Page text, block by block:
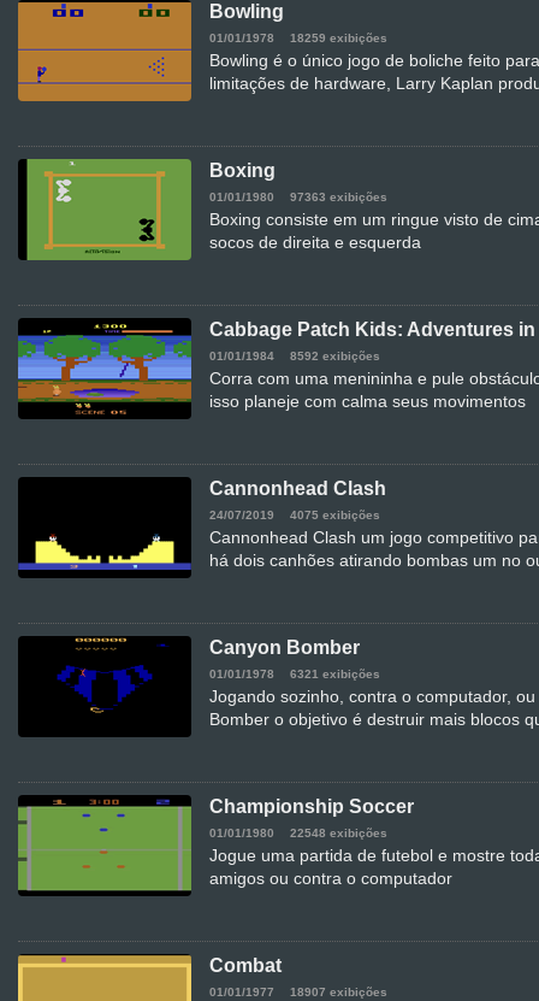
Bowling
01/01/1978 18259 exibições
Bowling é o único jogo de boliche feito
limitações de hardware, Larry Kaplan
Boxing
01/01/1980 97363 exibições
Boxing consiste em um ringue visto de
socos de direita e esquerda
Cabbage Patch Kids: Adventures in
01/01/1984 8592 exibições
Corra com uma menininha e pule
isso planeje com calma seus movimentos
Cannonhead Clash
24/07/2019 4075 exibições
Cannonhead Clash um jogo competitivo
há dois canhões atirando bombas um no
Canyon Bomber
01/01/1978 6321 exibições
Jogando sozinho, contra o computador,
Bomber o objetivo é destruir mais blocos
Championship Soccer
01/01/1980 22548 exibições
Jogue uma partida de futebol e mostre
amigos ou contra o computador
Combat
01/01/1977 18907 exibições